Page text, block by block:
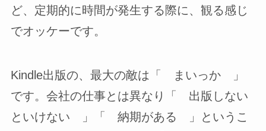
ど、定期的に時間が発生する際に、観る感じ
でオッケーです。
Kindle出版の、最大の敵は「 まいっか 」
です。会社の仕事とは異なり「 出版しない
といけない 」「 納期がある 」というこ